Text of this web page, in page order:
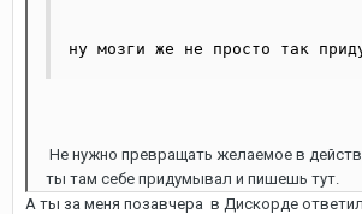
ну мозги же не просто так
Не нужно превращать желаемое в
ты там себе придумывал и пишешь тут.
А ты за меня позавчера в Дискорде